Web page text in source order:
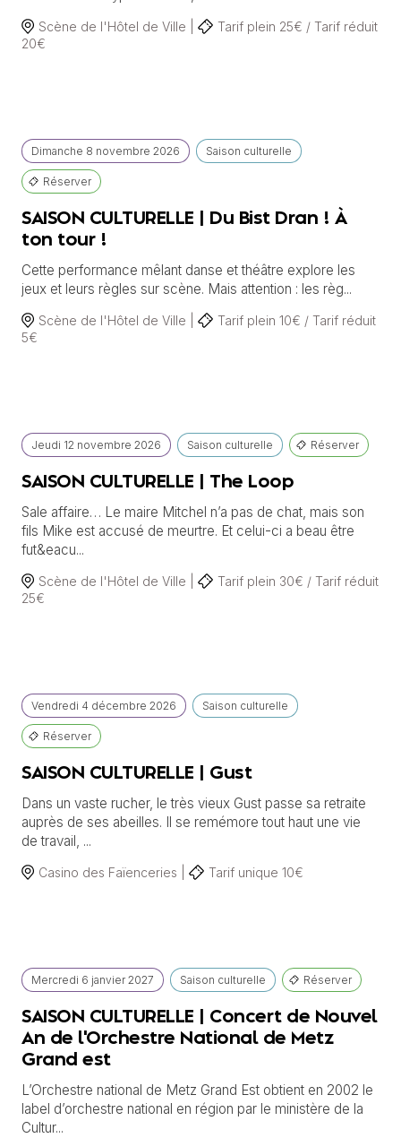
Scène de l'Hôtel de Ville |
Tarif plein 25€ / Tarif réduit
20€
Dimanche 8 novembre 2026 Saison culturelle
Réserver
SAISON CULTURELLE | Du Bist Dran ! À
ton tour !
Cette performance mêlant danse et théâtre explore les
jeux et leurs règles sur scène. Mais attention : les règ...
Scène de l'Hôtel de Ville |
Tarif plein 10€ / Tarif réduit
5€
Jeudi 12 novembre 2026 Saison culturelle Réserver
SAISON CULTURELLE | The Loop
Sale affaire… Le maire Mitchel n’a pas de chat, mais son
fils Mike est accusé de meurtre. Et celui-ci a beau être
fut&eacu...
Scène de l'Hôtel de Ville |
Tarif plein 30€ / Tarif réduit
25€
Vendredi 4 décembre 2026 Saison culturelle
Réserver
SAISON CULTURELLE | Gust
Dans un vaste rucher, le très vieux Gust passe sa retraite
auprès de ses abeilles. Il se remémore tout haut une vie
de travail, ...
Casino des Faïenceries | Tarif unique 10€
Mercredi 6 janvier 2027 Saison culturelle Réserver
SAISON CULTURELLE | Concert de Nouvel
An de l'Orchestre National de Metz
Grand est
L’Orchestre national de Metz Grand Est obtient en 2002 le
label d’orchestre national en région par le ministère de la
Cultur...